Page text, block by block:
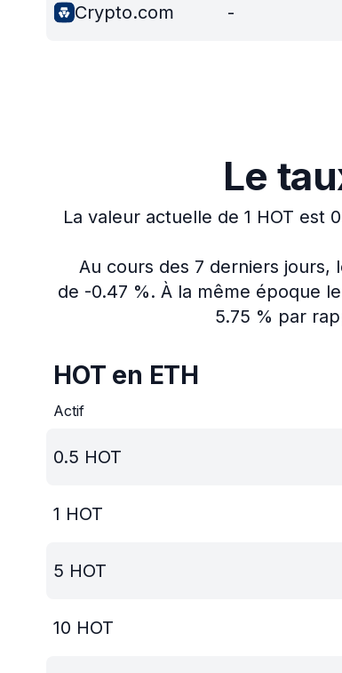
Crypto.com -
Le
La valeur actuelle de 1 HOT est
Au cours des 7 derniers jours,
de -0.47 %. À la même époque
5.75 % par
HOT en ETH
Actif
0.5 HOT
1 HOT
5 HOT
10 HOT